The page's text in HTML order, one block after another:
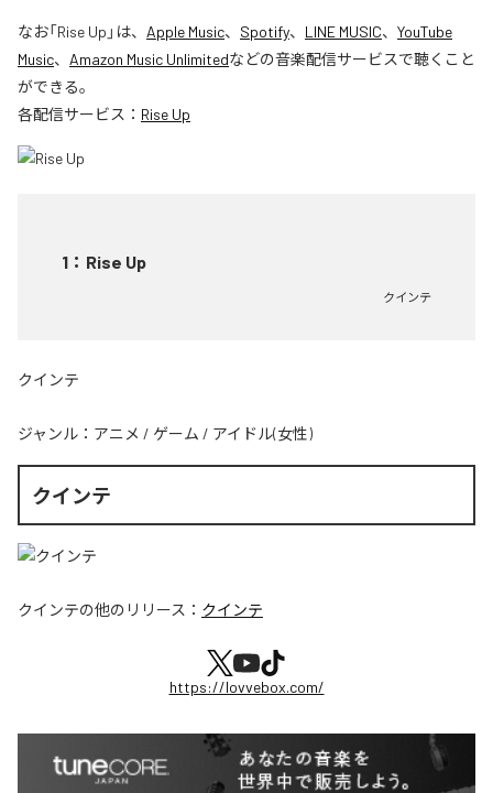
なお「Rise Up 」は、 Apple Music、 Spotify、 LINE MUSIC、 YouTube
Music、 Amazon Music Unlimitedなどの音楽配信サービスで聴くこと
ができる。
各配信サービス： Rise Up
1 ： Rise Up
クインテ
クインテ
ジャンル： アニメ / ゲーム / アイドル(女性)
クインテ
クインテの他のリリース： クインテ
https://lovvebox.com/